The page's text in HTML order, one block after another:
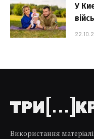
У
Використання